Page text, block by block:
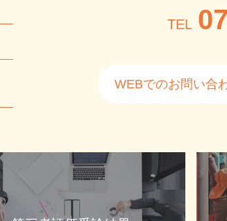
TEL
WEBでのお問い合